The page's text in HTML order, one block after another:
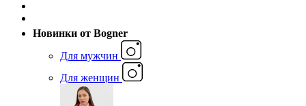
Новинки от Bogner
Для мужчин
Для женщин